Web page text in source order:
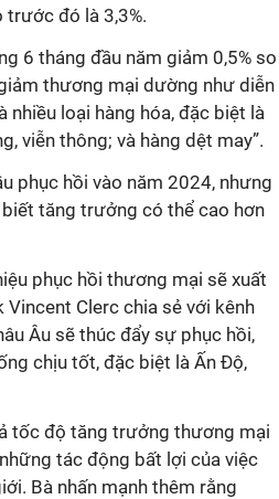
đó là 3,3%.
6 tháng đầu năm giảm 0,5% so
thương mại dường như diễn
nhiều loại hàng hóa, đặc biệt là
viễn thông; và hàng dệt may”.
phục hồi vào năm 2024, nhưng
biết tăng trưởng có thể cao hơn
phục hồi thương mại sẽ xuất
Clerc chia sẻ với kênh
Âu sẽ thúc đẩy sự phục hồi,
chịu tốt, đặc biệt là Ấn Độ,
tốc độ tăng trưởng thương mại
tác động bất lợi của việc
Bà nhấn mạnh thêm rằng